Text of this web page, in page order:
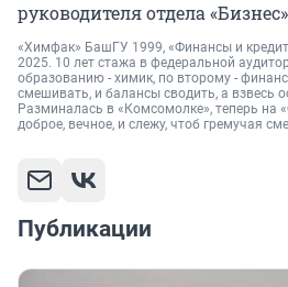
руководителя отдела «Бизнес»
«Химфак» БашГУ 1999, «Финансы и
2025. 10 лет стажа в федеральной
образованию - химик, по второму -
смешивать, и балансы сводить, а взвесь
Разминалась в «Комсомолке», теперь на
доброе, вечное, и слежу, чтоб гремучая
Публикации